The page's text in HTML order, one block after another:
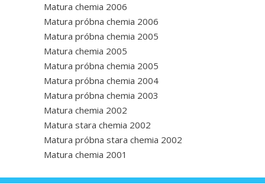
Matura chemia 2006
Matura próbna chemia 2006
Matura próbna chemia 2005
Matura chemia 2005
Matura próbna chemia 2005
Matura próbna chemia 2004
Matura próbna chemia 2003
Matura chemia 2002
Matura stara chemia 2002
Matura próbna stara chemia 2002
Matura chemia 2001